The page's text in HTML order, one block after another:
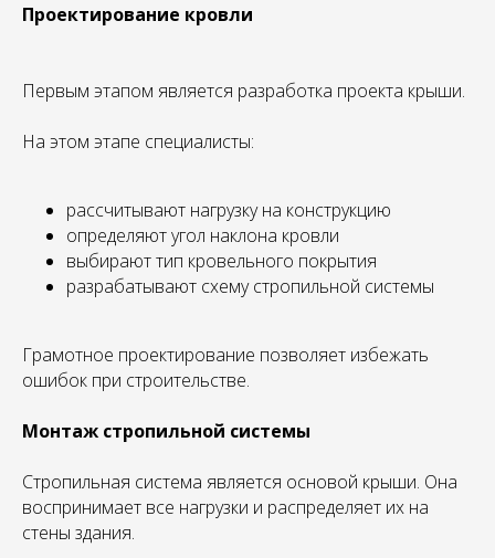
Проектирование кровли
Первым этапом является разработка проекта крыши.
На этом этапе специалисты:
рассчитывают нагрузку на конструкцию
определяют угол наклона кровли
выбирают тип кровельного покрытия
разрабатывают схему стропильной системы
Грамотное проектирование позволяет избежать
ошибок при строительстве.
Монтаж стропильной системы
Стропильная система является основой крыши. Она
воспринимает все нагрузки и распределяет их на
стены здания.